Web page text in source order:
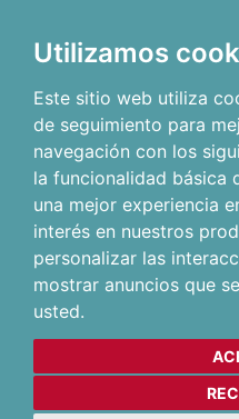
Utilizamos
Este sitio web utiliza
de seguimiento para
navegación con los
la funcionalidad básica
una mejor experiencia
interés en nuestros
personalizar las
mostrar anuncios que
usted.